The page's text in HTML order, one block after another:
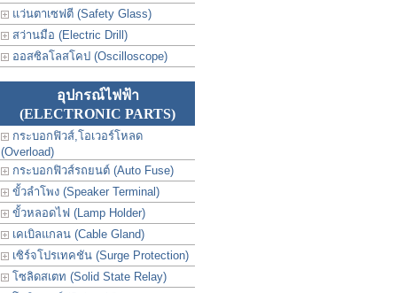
แว่นตาเซฟตี (Safety Glass)
สว่านมือ (Electric Drill)
ออสซิลโลสโคป (Oscilloscope)
อุปกรณ์ไฟฟ้า
(ELECTRONIC PARTS)
กระบอกฟิวส์,โอเวอร์โหลด
(Overload)
กระบอกฟิวส์รถยนต์ (Auto Fuse)
ขั้วลำโพง (Speaker Terminal)
ขั้วหลอดไฟ (Lamp Holder)
เคเบิลแกลน (Cable Gland)
เซิร์จโปรเทคชัน (Surge Protection)
โซลิดสเตท (Solid State Relay)